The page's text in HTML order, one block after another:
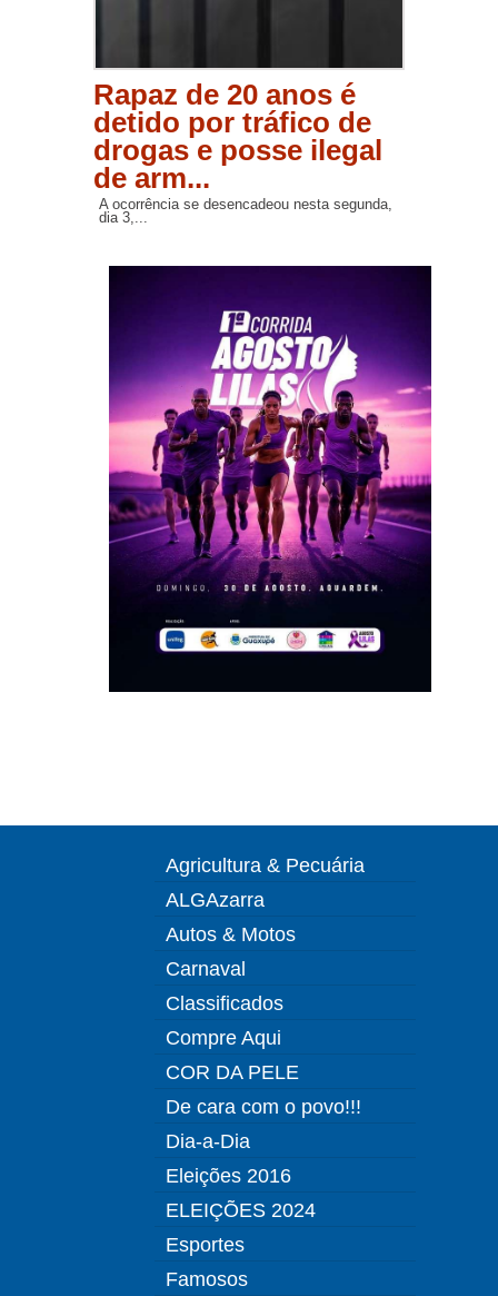
Rapaz de 20 anos é
detido por tráfico de
drogas e posse ilegal
de arm...
A ocorrência se desencadeou nesta segunda,
dia 3,...
Agricultura & Pecuária
ALGAzarra
Autos & Motos
Carnaval
Classificados
Compre Aqui
COR DA PELE
De cara com o povo!!!
Dia-a-Dia
Eleições 2016
ELEIÇÕES 2024
Esportes
Famosos